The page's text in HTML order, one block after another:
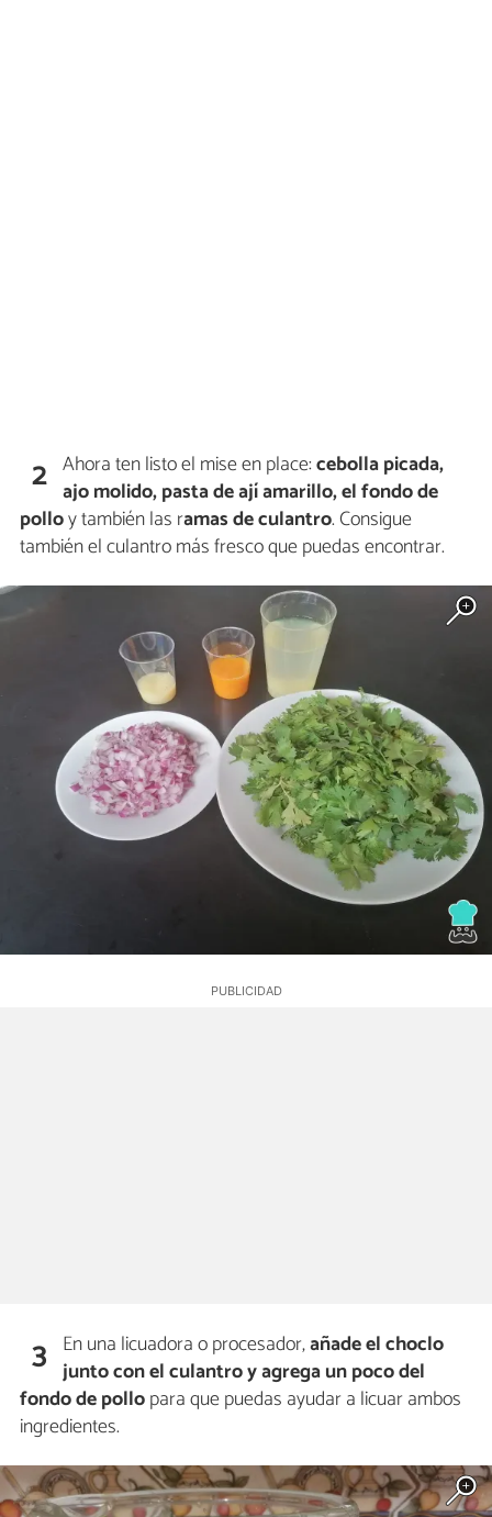
2 Ahora ten listo el mise en place:cebolla picada,
ajo molido, pasta de ají amarillo, el fondo de
polloy también las ramas de culantro. Consigue
también el culantro más fresco que puedas encontrar.
3 En una licuadora o procesador,añade el choclo
junto con el culantro y agrega un poco del
fondo de pollopara que puedas ayudar a licuar ambos
ingredientes.